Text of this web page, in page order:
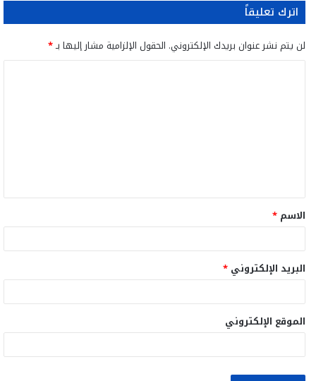
اترك تعليقاً
لن يتم نشر عنوان بريدك الإلكتروني. الحقول الإلزامية مشار إليها بـ*
ق
*
الاسم *
البريد الإلكتروني *
الموقع الإلكتروني